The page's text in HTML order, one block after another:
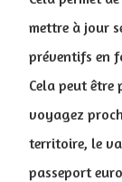
mettre à jour
préventifs en
Cela peut
voyagez
territoire, le
passeport